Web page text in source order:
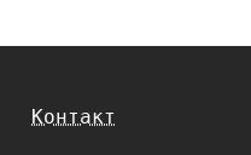
Контакт